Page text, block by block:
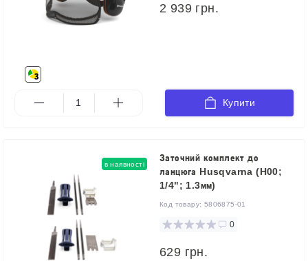
2 939 грн.
Купити
в наявності
Заточний комплект до
ланцюга Husqvarna (H00;
1/4"; 1.3мм)
Код товару: 5806875-01
0
629 грн.